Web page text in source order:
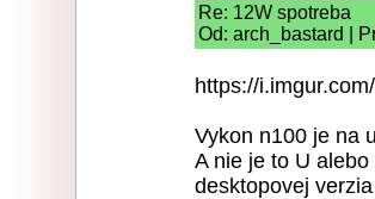
Re: 12W spotreba
Od: arch_bastard |
https://
Vykon n100 je na
A nie je to U
desktopovej verzia